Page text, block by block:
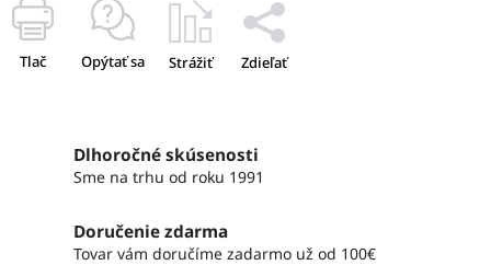
Tlač Opýtať sa Strážiť Zdieľať
Dlhoročné skúsenosti
Sme na trhu od roku 1991
Doručenie zdarma
Tovar vám doručíme zadarmo už od 100€